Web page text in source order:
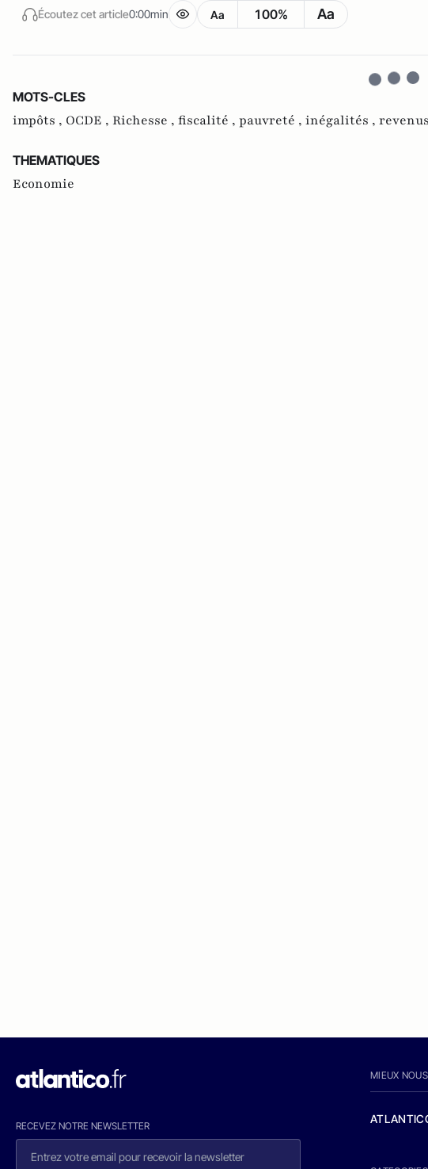
Écoutez cet article0:00min Aa 100% Aa
MOTS-CLES
impôts , OCDE , Richesse , fiscalité , pauvreté , inégalités ,
THEMATIQUES
Economie
RECEVEZ NOTRE NEWSLETTER
MIEUX